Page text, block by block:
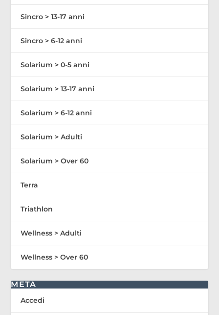
Sincro > 13-17 anni
Sincro > 6-12 anni
Solarium > 0-5 anni
Solarium > 13-17 anni
Solarium > 6-12 anni
Solarium > Adulti
Solarium > Over 60
Terra
Triathlon
Wellness > Adulti
Wellness > Over 60
META
Accedi